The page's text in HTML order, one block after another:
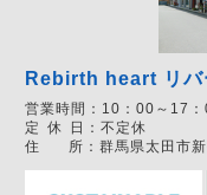
Rebirth heart リバ
営業時間： 10：00～17
定 休 日： 不定休
住
所： 群馬県太田市